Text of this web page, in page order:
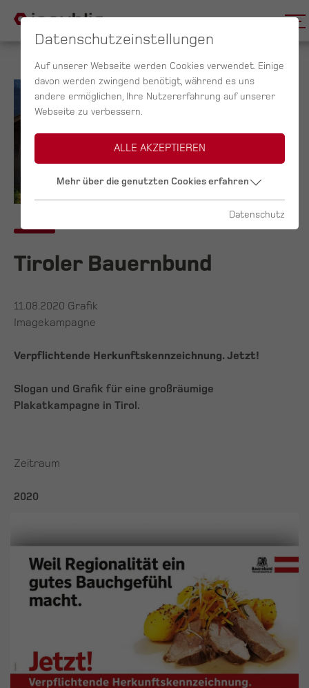
Tiroler Bauernbund
11.08.2020 Grafik
Imagekampagne
Verpflichtende Herkunftskennzeichnung. Jetzt!
Slogan und Grafik für eine großräumige
Plakatkampagne in Tirol.
Zeitraum
2020
Datenschutzeinstellungen
Auf unserer Webseite werden Cookies verwendet. Einige
davon werden zwingend benötigt, während es uns
andere ermöglichen, Ihre Nutzererfahrung auf unserer
Webseite zu verbessern.
ALLE AKZEPTIEREN
Mehr über die genutzten Cookies erfahren
Datenschutz